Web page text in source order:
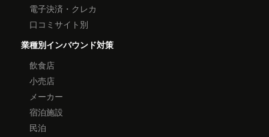
電子決済・クレカ
口コミサイト別
業種別インバウンド対策
飲食店
小売店
メーカー
宿泊施設
民泊